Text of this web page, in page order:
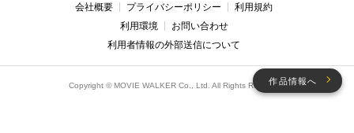
作品情報へ
会社概要 プライバシーポリシー
利用規約
利用環境
お問い合わせ
利用者情報の外部送信について
Copyright © MOVIE WALKER Co., Ltd. All Rights Reserved.